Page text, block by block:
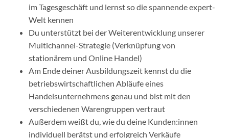
im Tagesgeschäft und lernst so die spannende expert-
Welt kennen
Du unterstützt bei der Weiterentwicklung unserer
Multichannel-Strategie (Verknüpfung von
stationärem und Online Handel)
Am Ende deiner Ausbildungszeit kennst du die
betriebswirtschaftlichen Abläufe eines
Handelsunternehmens genau und bist mit den
verschiedenen Warengruppen vertraut
Außerdem weißt du, wie du deine Kunden:innen
individuell berätst und erfolgreich Verkäufe